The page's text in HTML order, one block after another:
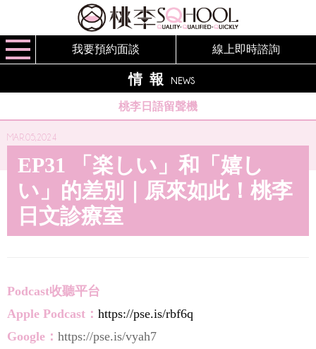
我要預約面談 線上即時諮詢
情報 NEWS
桃李日語留聲機
MAR.05,2024
EP31 「楽しい」和「嬉し
い」的差別｜原來如此！桃李
日文診療室
Podcast收聽平台
Apple Podcast： https://pse.is/rbf6q
Google： https://pse.is/vyah7